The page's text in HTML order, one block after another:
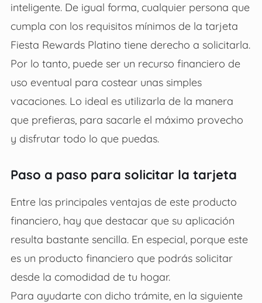
inteligente. De igual forma, cualquier persona que
cumpla con los requisitos mínimos de la tarjeta
Fiesta Rewards Platino tiene derecho a solicitarla.
Por lo tanto, puede ser un recurso financiero de
uso eventual para costear unas simples
vacaciones. Lo ideal es utilizarla de la manera
que prefieras, para sacarle el máximo provecho
y disfrutar todo lo que puedas.
Paso a paso para solicitar la tarjeta
Entre las principales ventajas de este producto
financiero, hay que destacar que su aplicación
resulta bastante sencilla. En especial, porque este
es un producto financiero que podrás solicitar
desde la comodidad de tu hogar.
Para ayudarte con dicho trámite, en la siguiente